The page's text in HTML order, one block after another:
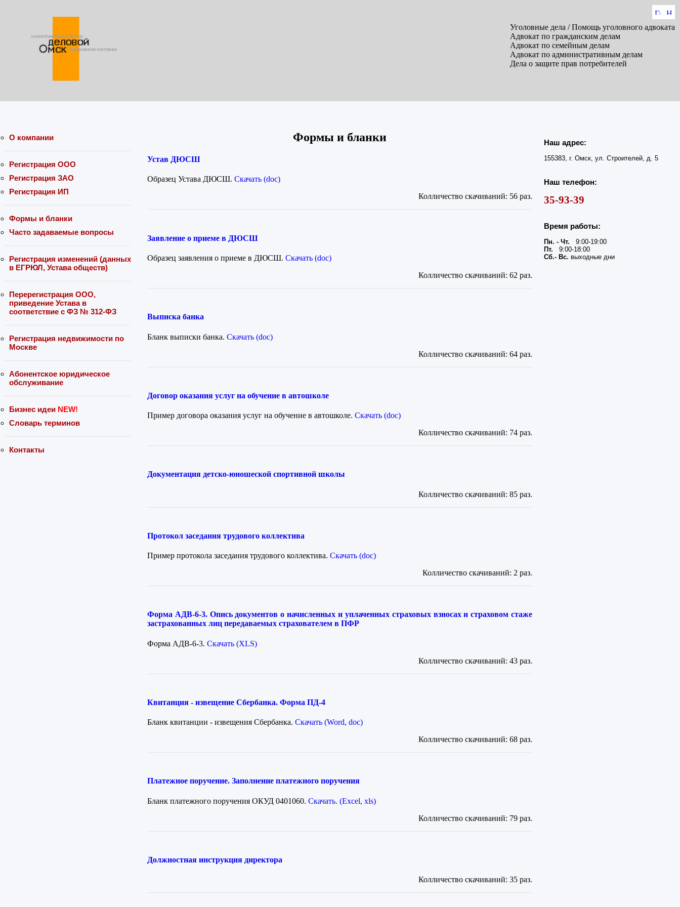
Уголовные дела / Помощь уголовного адвоката
Адвокат по гражданским делам
Адвокат по семейным делам
Адвокат по административным делам
Дела о защите прав потребителей
О компании
Регистрация ООО
Регистрация ЗАО
Регистрация ИП
Формы и бланки
Часто задаваемые вопросы
Регистрация изменений (данных
в ЕГРЮЛ, Устава обществ)
Перерегистрация ООО,
приведение Устава в
соответствие с ФЗ № 312-ФЗ
Регистрация недвижимости по
Москве
Абонентское юридическое
обслуживание
Бизнес идеи NEW!
Словарь терминов
Контакты
Формы и бланки
Устав ДЮСШ
Образец Устава ДЮСШ. Скачать (doc)
Колличество скачиваний: 56 раз.
Заявление о приеме в ДЮСШ
Образец заявления о приеме в ДЮСШ. Скачать (doc)
Колличество скачиваний: 62 раз.
Выписка банка
Бланк выписки банка. Скачать (doc)
Колличество скачиваний: 64 раз.
Договор оказания услуг на обучение в автошколе
Пример договора оказания услуг на обучение в автошколе. Скачать (doc)
Колличество скачиваний: 74 раз.
Документация детско-юношеской спортивной школы
Колличество скачиваний: 85 раз.
Протокол заседания трудового коллектива
Пример протокола заседания трудового коллектива. Скачать (doc)
Колличество скачиваний: 2 раз.
Форма АДВ-6-3. Опись документов о начисленных и уплаченных страховых взносах и страховом стаже
застрахованных лиц передаваемых страхователем в ПФР
Форма АДВ-6-3. Скачать (XLS)
Колличество скачиваний: 43 раз.
Квитанция - извещение Сбербанка. Форма ПД-4
Бланк квитанции - извещения Сбербанка. Скачать (Word, doc)
Колличество скачиваний: 68 раз.
Платежное поручение. Заполнение платежного поручения
Бланк платежного поручения ОКУД 0401060. Скачать. (Excel, xls)
Колличество скачиваний: 79 раз.
Должностная инструкция директора
Колличество скачиваний: 35 раз.
Наш адрес:
155383, г. Омск, ул. Строителей, д. 5
Наш телефон:
35-93-39
Время работы:
Пн. - Чт. 9:00-19:00
Пт. 9:00-18:00
Сб.- Вс. выходные дни